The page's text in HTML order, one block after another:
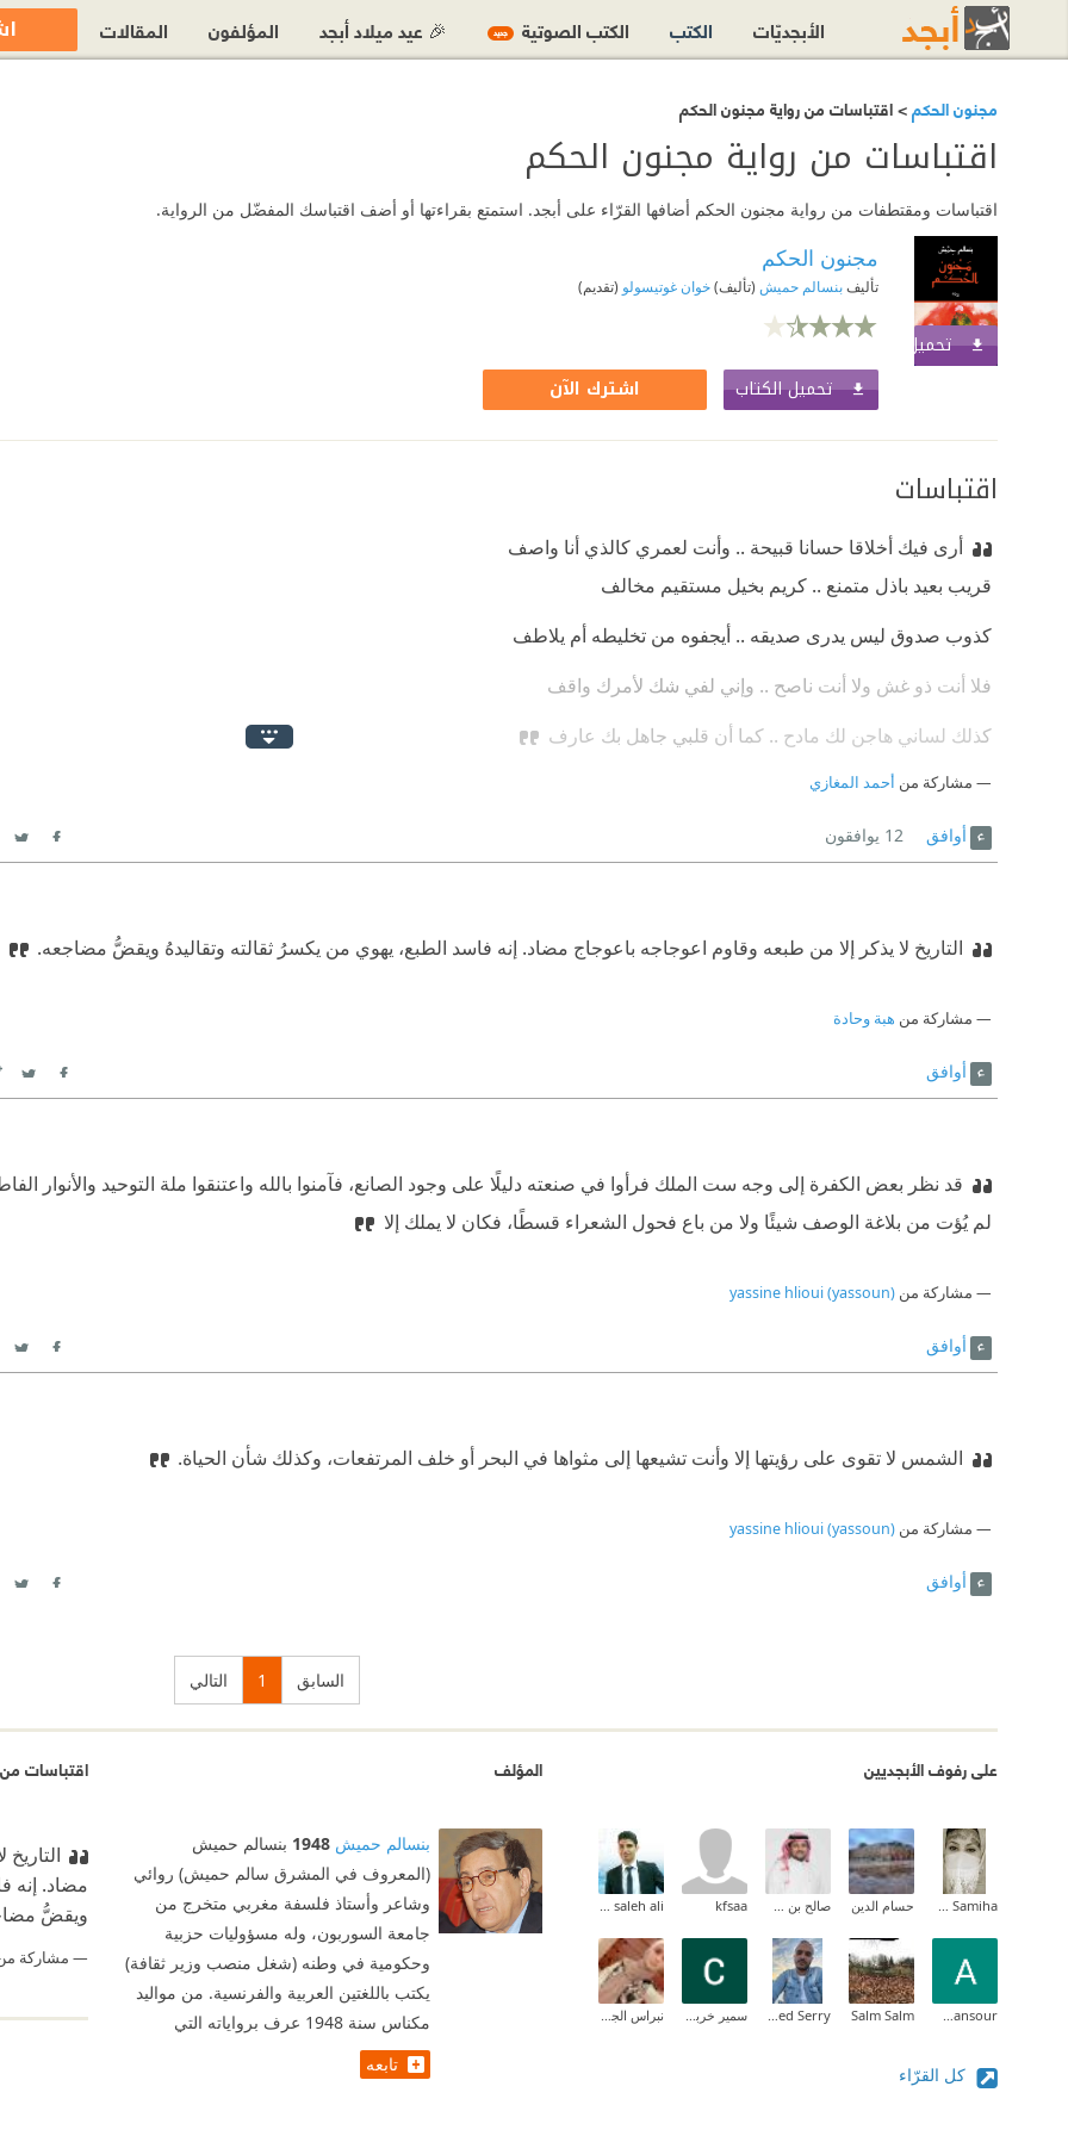
مجنون الحكم> اقتباسات من رواية مجنون الحكم
اقتباسات من رواية مجنون الحكم
اقتباسات ومقتطفات من رواية مجنون الحكم أضافها القرّاء على أبجد. استمتع بقراءتها أو أضف اقتباسك المفضّل من الرواية.
تحميل الكتاب اشترك الآن
مجنون الحكم
تأليفبنسالم حميش (تأليف)خوان غوتيسولو (تقديم)
تحميل الكتاب اشترك الآن
اقتباسات
أرى فيك أخلاقا حسانا قبيحة .. وأنت لعمري كالذي أنا واصف
قريب بعيد باذل متمنع .. كريم بخيل مستقيم مخالف
كذوب صدوق ليس يدرى صديقه .. أيجفوه من تخليطه أم يلاطف
فلا أنت ذو غش ولا أنت ناصح .. وإني لفي شك لأمرك واقف
كذلك لساني هاجن لك مادح .. كما أن قلبي جاهل بك عارف
مشاركة من أحمد المغازي
أوافق 12 يوافقون
التاريخ لا يذكر إلا من طبعه وقاوم اعوجاجه باعوجاج مضاد. إنه فاسد الطبع، يهوي من يكسرُ ثقالته وتقاليدهُ ويقضُّ مضاجعه.
مشاركة من هبة وحادة
أوافق
قد نظر بعض الكفرة إلى وجه ست الملك فرأوا في صنعته دليلًا على وجود الصانع، فآمنوا بالله واعتنقوا ملة التوحيد والأنوار
لم يُؤت من بلاغة الوصف شيئًا ولا من باع فحول الشعراء قسطًا، فكان لا يملك إلا
مشاركة منyassine hlioui (yassoun)
أوافق
الشمس لا تقوى على رؤيتها إلا وأنت تشيعها إلى مثواها في البحر أو خلف المرتفعات، وكذلك شأن الحياة.
مشاركة منyassine hlioui (yassoun)
أوافق
السابق 1 التالي
على رفوف الأبجديين
FORTAS Fatma Samiha حسام الدين صالح بن شلهوب kfsaa
ali saleh ali
Ahmed Mansour
Salm Salm
Mohamed Serry سمير خربوش نبراس الجيلاني
كل القرّاء
المؤلف
بنسالم حميش 1948 بنسالم حميش
(المعروف في المشرق سالم حميش) روائي
وشاعر وأستاذ فلسفة مغربي متخرج من
جامعة السوربون، وله مسؤوليات حزبية
وحكومية في وطنه (شغل منصب وزير ثقافة)
يكتب باللغتين العربية والفرنسية. من مواليد
مكناس سنة 1948 عرف برواياته التي
تابعه
اقتباسات
مضاد. إنه
ويقضُّ
مشاركة
الأبجديّات الكتب الكتب الصوتية جديد 🎉 عيد ميلاد أبجد المؤلفون المقالات